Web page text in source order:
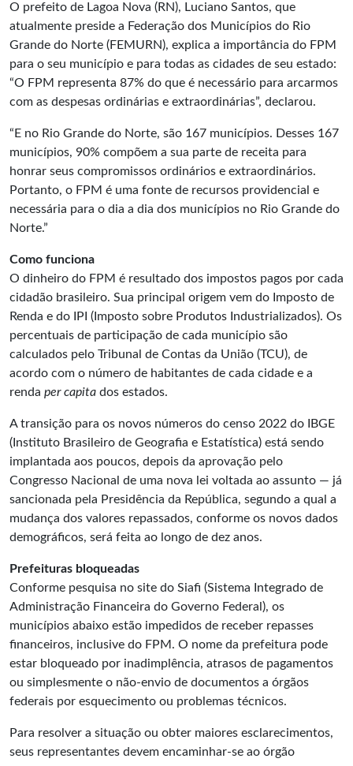
O prefeito de Lagoa Nova (RN), Luciano Santos, que
atualmente preside a Federação dos Municípios do Rio
Grande do Norte (FEMURN), explica a importância do FPM
para o seu município e para todas as cidades de seu estado:
“O FPM representa 87% do que é necessário para arcarmos
com as despesas ordinárias e extraordinárias”, declarou.
“E no Rio Grande do Norte, são 167 municípios. Desses 167
municípios, 90% compõem a sua parte de receita para
honrar seus compromissos ordinários e extraordinários.
Portanto, o FPM é uma fonte de recursos providencial e
necessária para o dia a dia dos municípios no Rio Grande do
Norte.”
Como funciona
O dinheiro do FPM é resultado dos impostos pagos por cada
cidadão brasileiro. Sua principal origem vem do Imposto de
Renda e do IPI (Imposto sobre Produtos Industrializados). Os
percentuais de participação de cada município são
calculados pelo Tribunal de Contas da União (TCU), de
acordo com o número de habitantes de cada cidade e a
renda per capita dos estados.
A transição para os novos números do censo 2022 do IBGE
(Instituto Brasileiro de Geografia e Estatística) está sendo
implantada aos poucos, depois da aprovação pelo
Congresso Nacional de uma nova lei voltada ao assunto — já
sancionada pela Presidência da República, segundo a qual a
mudança dos valores repassados, conforme os novos dados
demográficos, será feita ao longo de dez anos.
Prefeituras bloqueadas
Conforme pesquisa no site do Siafi (Sistema Integrado de
Administração Financeira do Governo Federal), os
municípios abaixo estão impedidos de receber repasses
financeiros, inclusive do FPM. O nome da prefeitura pode
estar bloqueado por inadimplência, atrasos de pagamentos
ou simplesmente o não-envio de documentos a órgãos
federais por esquecimento ou problemas técnicos.
Para resolver a situação ou obter maiores esclarecimentos,
seus representantes devem encaminhar-se ao órgão